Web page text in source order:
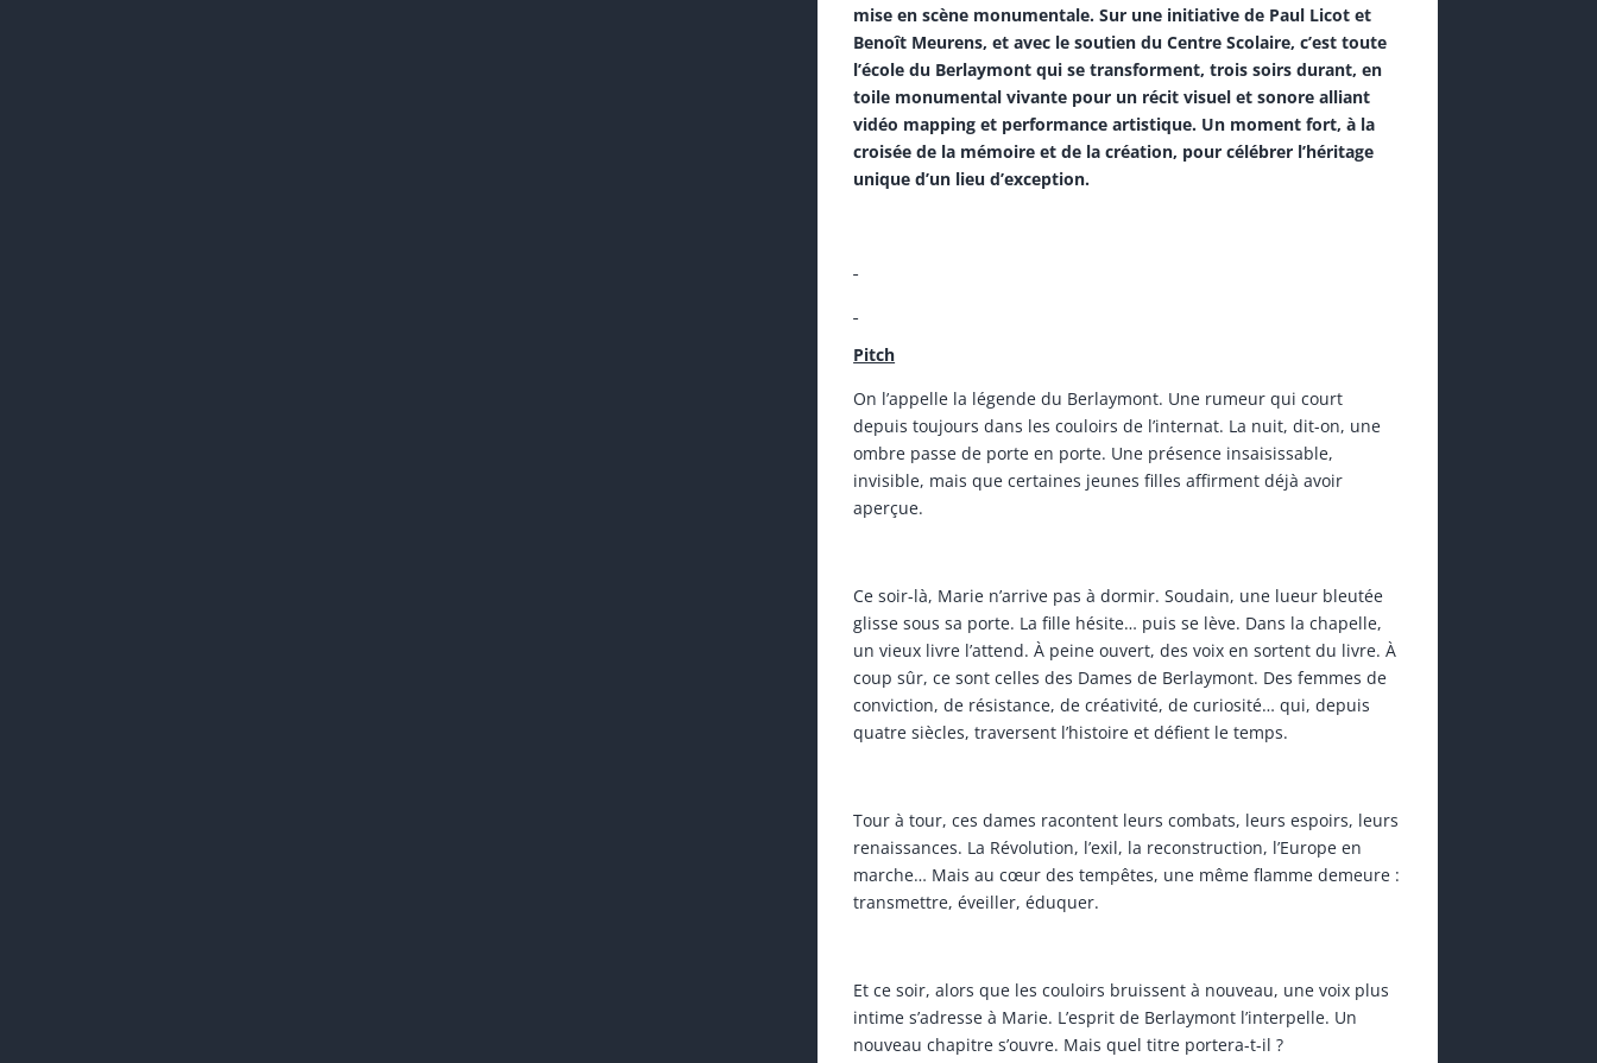
mise en scène monumentale. Sur une initiative de Paul Licot et
Benoît Meurens, et avec le soutien du Centre Scolaire, c’est toute
l’école du Berlaymont qui se transforment, trois soirs durant, en
toile monumental vivante pour un récit visuel et sonore alliant
vidéo mapping et performance artistique. Un moment fort, à la
croisée de la mémoire et de la création, pour célébrer l’héritage
unique d’un lieu d’exception.
Pitch
On l’appelle la légende du Berlaymont. Une rumeur qui court
depuis toujours dans les couloirs de l’internat. La nuit, dit-on, une
ombre passe de porte en porte. Une présence insaisissable,
invisible, mais que certaines jeunes filles affirment déjà avoir
aperçue.
Ce soir-là, Marie n’arrive pas à dormir. Soudain, une lueur bleutée
glisse sous sa porte. La fille hésite… puis se lève. Dans la chapelle,
un vieux livre l’attend. À peine ouvert, des voix en sortent du livre. À
coup sûr, ce sont celles des Dames de Berlaymont. Des femmes de
conviction, de résistance, de créativité, de curiosité… qui, depuis
quatre siècles, traversent l’histoire et défient le temps.
Tour à tour, ces dames racontent leurs combats, leurs espoirs, leurs
renaissances. La Révolution, l’exil, la reconstruction, l’Europe en
marche… Mais au cœur des tempêtes, une même flamme demeure :
transmettre, éveiller, éduquer.
Et ce soir, alors que les couloirs bruissent à nouveau, une voix plus
intime s’adresse à Marie. L’esprit de Berlaymont l’interpelle. Un
nouveau chapitre s’ouvre. Mais quel titre portera-t-il ?